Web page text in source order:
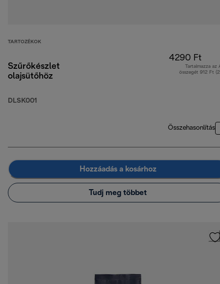
TARTOZÉKOK
Szűrőkészlet
olajsütőhöz
DLSK001
4290 Ft
Tartalmazza az
összegét 912 Ft
Összehasonlítás
Hozzáadás a kosárhoz
Tudj meg többet